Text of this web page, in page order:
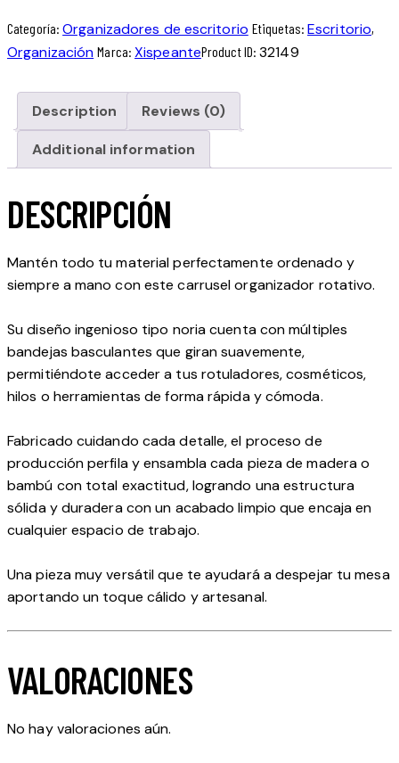
Categoría:Organizadores de escritorio Etiquetas:Escritorio,
Organización Marca:XispeanteProduct ID:32149
Description Reviews (0)
Additional information
DESCRIPCIÓN
Mantén todo tu material perfectamente ordenado y
siempre a mano con este carrusel organizador rotativo.
Su diseño ingenioso tipo noria cuenta con múltiples
bandejas basculantes que giran suavemente,
permitiéndote acceder a tus rotuladores, cosméticos,
hilos o herramientas de forma rápida y cómoda.
Fabricado cuidando cada detalle, el proceso de
producción perfila y ensambla cada pieza de madera o
bambú con total exactitud, logrando una estructura
sólida y duradera con un acabado limpio que encaja en
cualquier espacio de trabajo.
Una pieza muy versátil que te ayudará a despejar tu mesa
aportando un toque cálido y artesanal.
VALORACIONES
No hay valoraciones aún.